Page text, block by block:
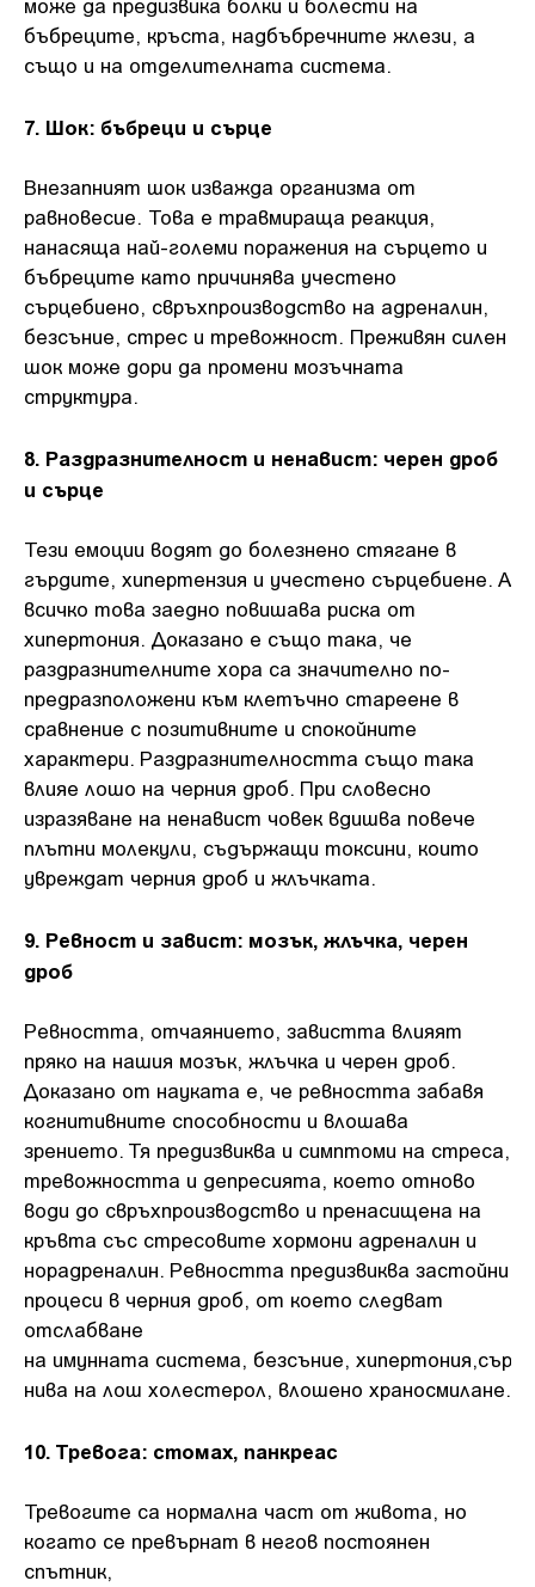
може да предизвика болки и болести на
бъбреците, кръста, надбъбречните жлези, а
също и на отделителната система.
7. Шок: бъбреци и сърце
Внезапният шок изважда организма от
равновесие. Това е травмираща реакция,
нанасяща най-големи поражения на сърцето и
бъбреците като причинява учестено
сърцебиено, свръхпроизводство на адреналин,
безсъние, стрес и тревожност. Преживян силен
шок може дори да промени мозъчната
структура.
8. Раздразнителност и ненавист: черен дроб
и сърце
Тези емоции водят до болезнено стягане в
гърдите, хипертензия и учестено сърцебиене. А
всичко това заедно повишава риска от
хипертония. Доказано е също така, че
раздразнителните хора са значително по-
предразположени към клетъчно стареене в
сравнение с позитивните и спокойните
характери. Раздразнителността също така
влияе лошо на черния дроб. При словесно
изразяване на ненавист човек вдишва повече
плътни молекули, съдържащи токсини, които
увреждат черния дроб и жлъчката.
9. Ревност и завист: мозък, жлъчка, черен
дроб
Ревността, отчаянието, завистта влияят
пряко на нашия мозък, жлъчка и черен дроб.
Доказано от науката е, че ревността забавя
когнитивните способности и влошава
зрението. Тя предизвиква и симптоми на стреса,
тревожността и депресията, което отново
води до свръхпроизводство и пренасищена на
кръвта със стресовите хормони адреналин и
норадреналин. Ревността предизвиква застойни
процеси в черния дроб, от което следват
отслабване
на имунната система, безсъние,
нива на лош холестерол, влошено храносмилане.
10. Тревога: стомах, панкреас
Тревогите са нормална част от живота, но
когато се превърнат в негов постоянен
спътник,